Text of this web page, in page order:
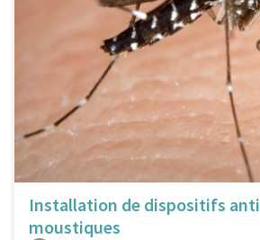
Installation de dispositifs anti
moustiques